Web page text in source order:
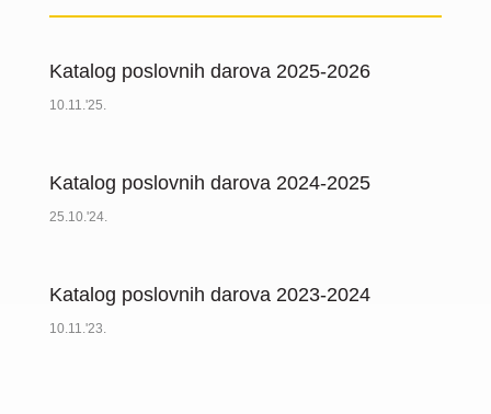
Katalog poslovnih darova 2025-2026
10.11.'25.
Katalog poslovnih darova 2024-2025
25.10.'24.
Katalog poslovnih darova 2023-2024
10.11.'23.